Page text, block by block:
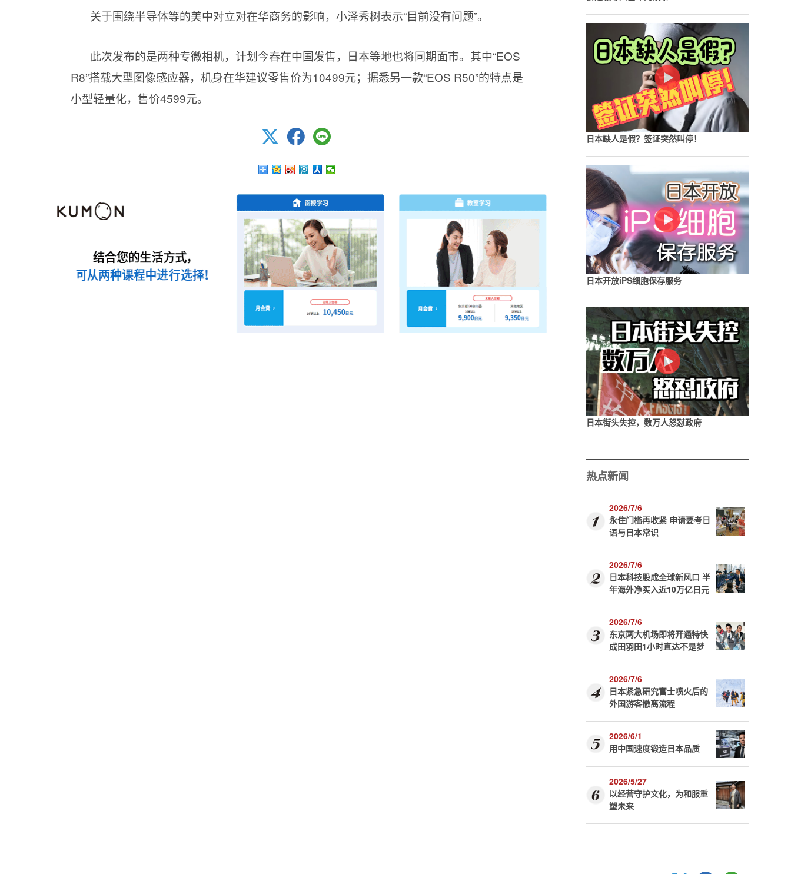
关于围绕半导体等的美中对立对在华商务的影响，小泽秀树表示“目前没有问题”。
此次发布的是两种专微相机，计划今春在中国发售，日本等地也将同期面市。其中“EOS
R8”搭载大型图像感应器，机身在华建议零售价为10499元；据悉另一款“EOS R50”的特点是
小型轻量化，售价4599元。
日本缺人是假？签证突然叫停！
日本开放iPS细胞保存服务
日本街头失控，数万人怒怼政府
热点新闻
2026/7/6
永住门槛再收紧 申请要考日
语与日本常识
2026/7/6
日本科技股成全球新风口 半
年海外净买入近10万亿日元
2026/7/6
东京两大机场即将开通特快
成田羽田1小时直达不是梦
2026/7/6
日本紧急研究富士喷火后的
外国游客撤离流程
2026/6/1
用中国速度锻造日本品质
2026/5/27
以经营守护文化，为和服重
塑未来